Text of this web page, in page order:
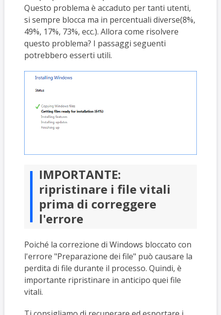
Questo problema è accaduto per tanti utenti,
si sempre blocca ma in percentuali diverse(8%,
49%, 17%, 73%, ecc.). Allora come risolvere
questo problema? I passaggi seguenti
potrebbero esserti utili.
IMPORTANTE:
ripristinare i file vitali
prima di correggere
l'errore
Poiché la correzione di Windows bloccato con
l'errore "Preparazione dei file" può causare la
perdita di file durante il processo. Quindi, è
importante ripristinare in anticipo quei file
vitali.